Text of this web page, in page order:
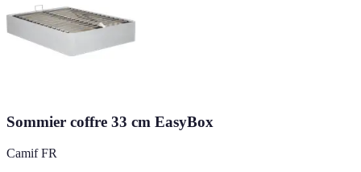
Sommier coffre 33 cm EasyBox
Camif FR